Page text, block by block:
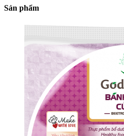
Sản phẩm